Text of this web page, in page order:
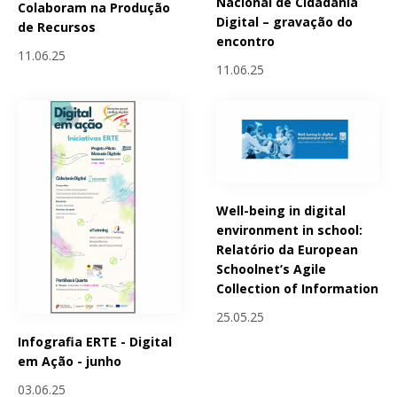
Colaboram na Produção
de Recursos
11.06.25
Digital – gravação do
encontro
11.06.25
Infografia ERTE - Digital
em Ação - junho
03.06.25
Well-being in digital
environment in school:
Relatório da European
Schoolnet’s Agile
Collection of Information
25.05.25